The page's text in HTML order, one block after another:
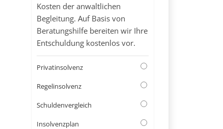
Kosten der anwaltlichen
Begleitung. Auf Basis von
Beratungshilfe bereiten wir Ihre
Entschuldung kostenlos vor.
Privatinsolvenz
Regelinsolvenz
Schuldenvergleich
Insolvenzplan